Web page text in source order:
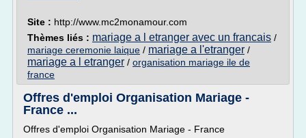
Site : http://www.mc2monamour.com
Thèmes liés : mariage a l etranger avec un francais /
mariage ceremonie laique / mariage a l'etranger /
mariage a l etranger / organisation mariage ile de
france
Offres d'emploi Organisation Mariage -
France ...
Offres d'emploi Organisation Mariage - France